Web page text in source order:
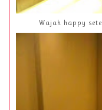
Wajah happy